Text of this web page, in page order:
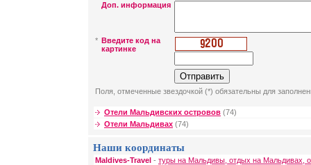
Доп. информация
* Введите код на
картинке
Поля, отмеченные звездочкой (*) обязательны для
Отели Мальдивских островов (74)
Отели Мальдивах (74)
Наши координаты
Maldives-Travel - туры на Мальдивы, отдых на Мальдивах,